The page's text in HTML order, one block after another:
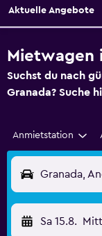
Aktuelle Angebote
Mietwagen
Suchst du nach
Granada? Suche
Anmietstation
Granada,
Sa 15.8.